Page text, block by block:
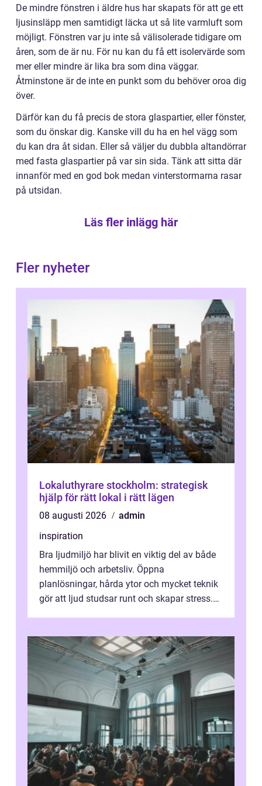
De mindre fönstren i äldre hus har skapats för att ge ett
ljusinsläpp men samtidigt läcka ut så lite varmluft som
möjligt. Fönstren var ju inte så välisolerade tidigare om
åren, som de är nu. För nu kan du få ett isolervärde som
mer eller mindre är lika bra som dina väggar.
Åtminstone är de inte en punkt som du behöver oroa dig
över.
Därför kan du få precis de stora glaspartier, eller fönster,
som du önskar dig. Kanske vill du ha en hel vägg som
du kan dra åt sidan. Eller så väljer du dubbla altandörrar
med fasta glaspartier på var sin sida. Tänk att sitta där
innanför med en god bok medan vinterstormarna rasar
på utsidan.
Läs fler inlägg här
Fler nyheter
Lokaluthyrare stockholm: strategisk
hjälp för rätt lokal i rätt lägen
08 augusti 2026
admin
inspiration
Bra ljudmiljö har blivit en viktig del av både
hemmiljö och arbetsliv. Öppna
planlösningar, hårda ytor och mycket teknik
gör att ljud studsar runt och skapar stress.